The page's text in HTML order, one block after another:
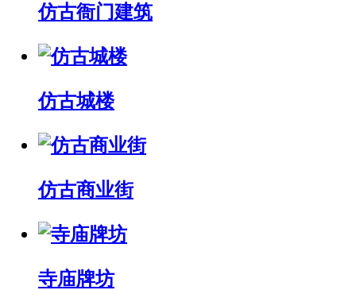
仿古衙门建筑
仿古城楼
仿古商业街
寺庙牌坊